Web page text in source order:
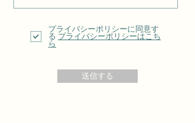
プライバシーポリシーに同意す
る プライバシーポリシーはこち
ら
送信する